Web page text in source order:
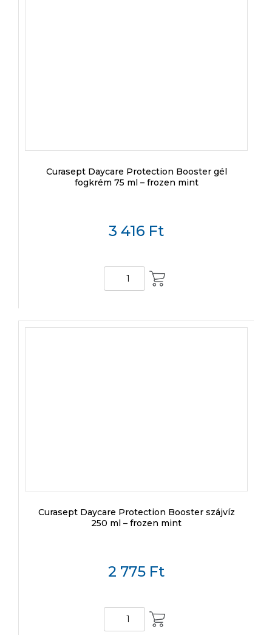
Curasept Daycare Protection Booster gél
fogkrém 75 ml – frozen mint
3 416 Ft
Curasept Daycare Protection Booster szájvíz
250 ml – frozen mint
2 775 Ft